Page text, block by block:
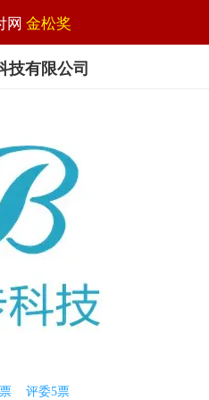
网 金松奖
技有限公司
评委5票